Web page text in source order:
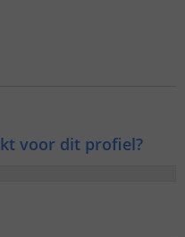
voor dit profiel?